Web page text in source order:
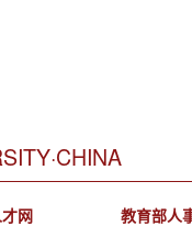
网 教育部人